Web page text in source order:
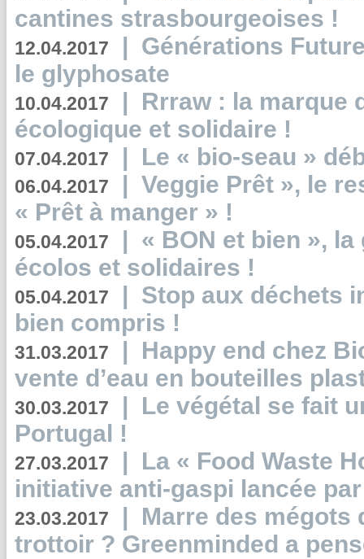
cantines strasbourgeoises !
12.04.2017 | Générations
le glyphosate
10.04.2017 | Rrraw : la marque
écologique et solidaire !
07.04.2017 | Le « bio-seau »
06.04.2017 | Veggie Prêt », le
« Prêt à manger » !
05.04.2017 | « BON et bien »,
écolos et solidaires !
05.04.2017 | Stop aux déchets
bien compris !
31.03.2017 | Happy end chez
vente d’eau en bouteilles
30.03.2017 | Le végétal se fait
Portugal !
27.03.2017 | La « Food Waste
initiative anti-gaspi lancée
23.03.2017 | Marre des mégots
trottoir ? Greenminded a